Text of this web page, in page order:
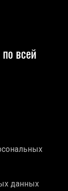
всей
данных